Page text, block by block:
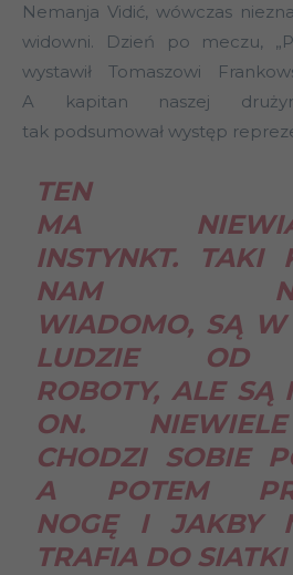
Nemanja Vidić, wówczas
widowni. Dzień po meczu,
wystawił Tomaszowi
A kapitan naszej
tak podsumował występ
TEN
MA
INSTYNKT. TAKI
NAM
WIADOMO, SĄ W
LUDZIE OD
ROBOTY, ALE SĄ
ON.
CHODZI SOBIE
A POTEM
NOGĘ I JAKBY
TRAFIA DO SIATKI